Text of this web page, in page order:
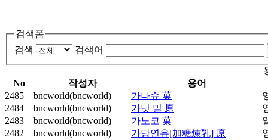
검색폼
검색
검색어
No
작성자
용어
2485
bncworld(bncworld) 가나슈 菓
2484
bncworld(bncworld) 가닛 밀 原
2483
bncworld(bncworld) 가노코 菓
2482
bncworld(bncworld) 가당연유[加糖煉乳] 原